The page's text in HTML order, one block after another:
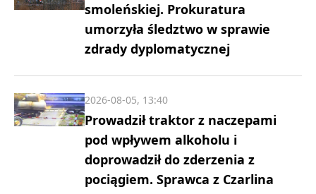
smoleńskiej. Prokuratura
umorzyła śledztwo w sprawie
zdrady dyplomatycznej
Prowadził traktor z naczepami
pod wpływem alkoholu i
doprowadził do zderzenia z
pociągiem. Sprawca z Czarlina
2026-08-05, 13:40